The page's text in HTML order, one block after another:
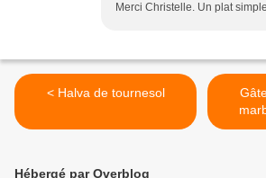
Merci Christelle. Un plat
< Halva de tournesol
Hébergé par Overblog